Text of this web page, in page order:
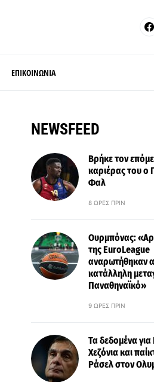
ΕΠΙΚΟΙΝΩΝΙΑ
NEWSFEED
Βρήκε τον
καριέρας του ο
Φαλ
8 ΏΡΕΣ ΠΡΙΝ
Ουρμπόνας:
της EuroLeague
αναρωτήθηκαν
κατάλληλη
Παναθηναϊκό»
9 ΏΡΕΣ ΠΡΙΝ
Τα δεδομένα για
Χεζόνια και
Ράσελ στον